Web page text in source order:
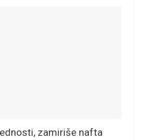
zamiriše nafta